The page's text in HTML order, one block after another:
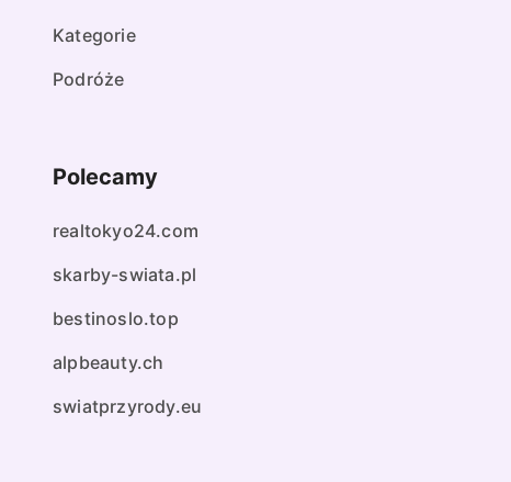
Kategorie
Podróże
Polecamy
realtokyo24.com
skarby-swiata.pl
bestinoslo.top
alpbeauty.ch
swiatprzyrody.eu